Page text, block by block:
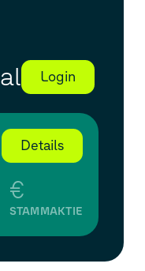
Login
Details
€
STAMMAKTIE